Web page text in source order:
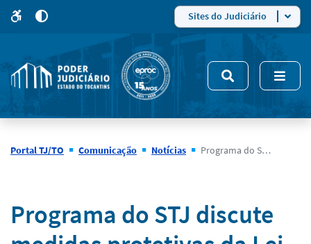
site
5
modo
de
alto
Sites do Judiciário
Portal TJ/TO Comunicação Notícias Programa do STJ discute medidas protetivas da Lei Maria da Penha
Notícias
Programa do STJ discute